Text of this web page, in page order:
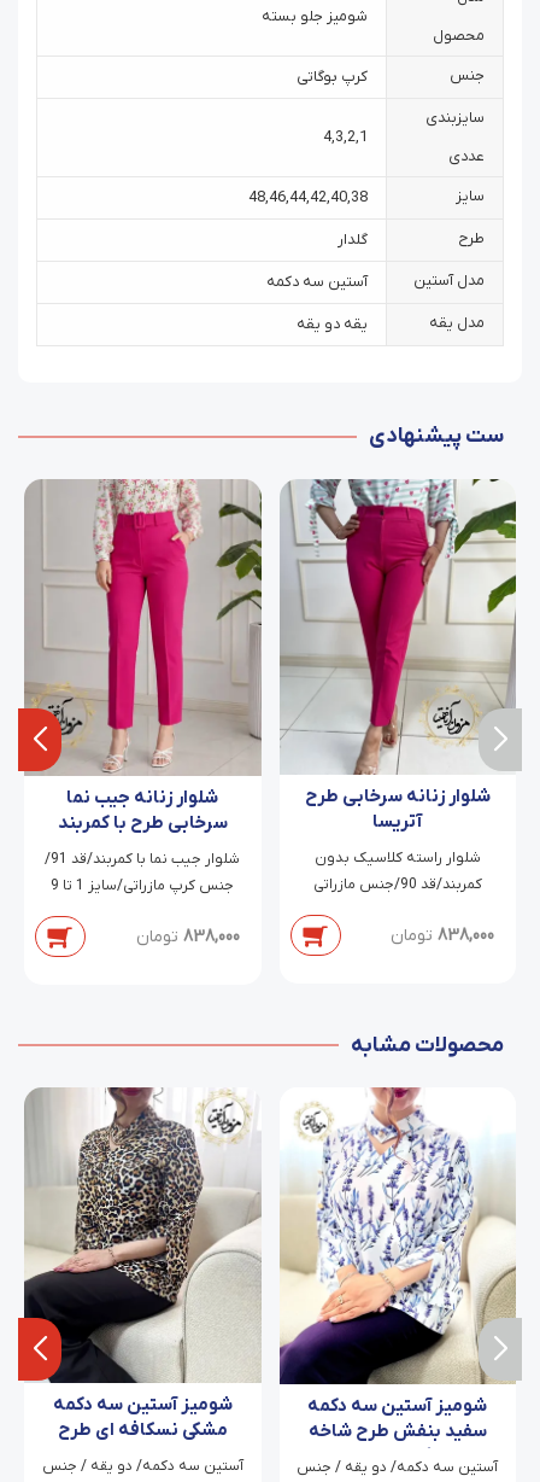
محصول
شومیز جلو بسته
جنس کرپ بوگاتی
سایزبندی
عددی
1
,
2
,
3
,
4
سایز 38
,
40
,
42
,
44
,
46
,
48
طرح گلدار
مدل آستین آستین سه دکمه
مدل یقه یقه دو یقه
ست پیشنهادی
شلوار زنانه سرخابی طرح
آتریسا
شلوار راسته کلاسیک بدون
کمربند/قد 90/جنس مازراتی
838,000 تومان
شلوار زنانه جیب نما
سرخابی طرح با کمربند
دانیلا
شلوار جیب نما با کمربند/قد 91/
جنس کرپ مازراتی/سایز 1 تا 9
838,000 تومان
محصولات مشابه
شومیز آستین سه دکمه
سفید بنفش طرح شاخه
گل شنیتا
آستین سه دکمه/ دو یقه / جنس
شومیز آستین سه دکمه
مشکی نسکافه ای طرح
کامیشا
آستین سه دکمه/ دو یقه / جنس